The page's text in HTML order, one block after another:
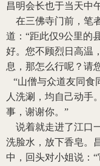
昌明会长也于当天中
在三佛寺门前，笔
道：“距此仅9公里的
好。您不顾烈日高温
息，那怎么行呢？请
“山僧与众道友同食
人洗涮，均自己动手
事，谢谢你。”
说着就走进了江口
洗脸水，放下香皂。
中，回头对小姐说：